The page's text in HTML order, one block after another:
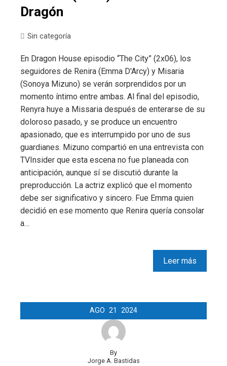
Dragón
Sin categoría
En Dragon House episodio “The City” (2x06), los
seguidores de Renira (Emma D'Arcy) y Misaria
(Sonoya Mizuno) se verán sorprendidos por un
momento íntimo entre ambas. Al final del episodio,
Renyra huye a Missaria después de enterarse de su
doloroso pasado, y se produce un encuentro
apasionado, que es interrumpido por uno de sus
guardianes. Mizuno compartió en una entrevista con
TVInsider que esta escena no fue planeada con
anticipación, aunque sí se discutió durante la
preproducción. La actriz explicó que el momento
debe ser significativo y sincero. Fue Emma quien
decidió en ese momento que Renira quería consolar
a…
Leer más
AGO 21 2024
By
Jorge A. Bastidas